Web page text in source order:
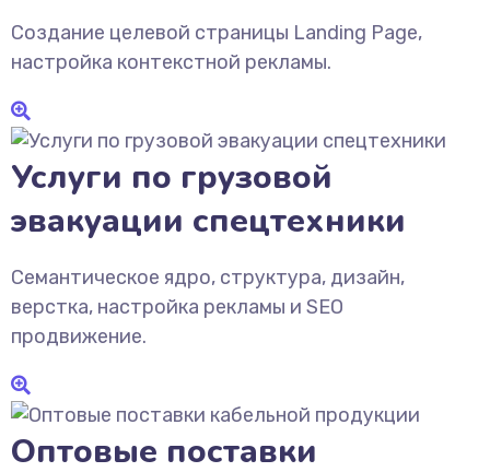
Создание целевой страницы Landing Page,
настройка контекстной рекламы.
Услуги по грузовой
эвакуации спецтехники
Семантическое ядро, структура, дизайн,
верстка, настройка рекламы и SEO
продвижение.
Оптовые поставки